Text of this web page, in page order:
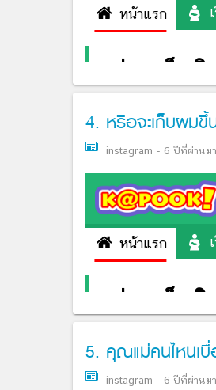
4. หรือจะเก็บผมขึ้
instagram - 6 ปีที่ผ่านมา
5. คุณแม่คนไหนเบื่
instagram - 6 ปีที่ผ่านมา